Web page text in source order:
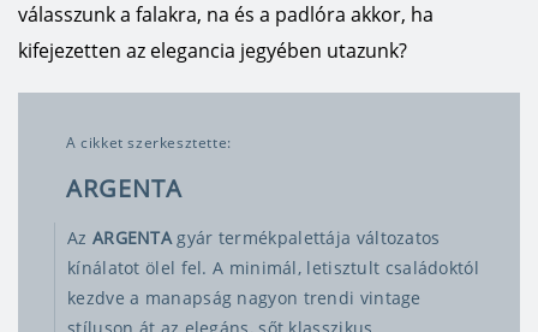
válasszunk a falakra, na és a padlóra akkor, ha
kifejezetten az elegancia jegyében utazunk?
A cikket szerkesztette:
ARGENTA
Az ARGENTAgyár termékpalettája változatos
kínálatot ölel fel. A minimál, letisztult családoktól
kezdve a manapság nagyon trendi vintage